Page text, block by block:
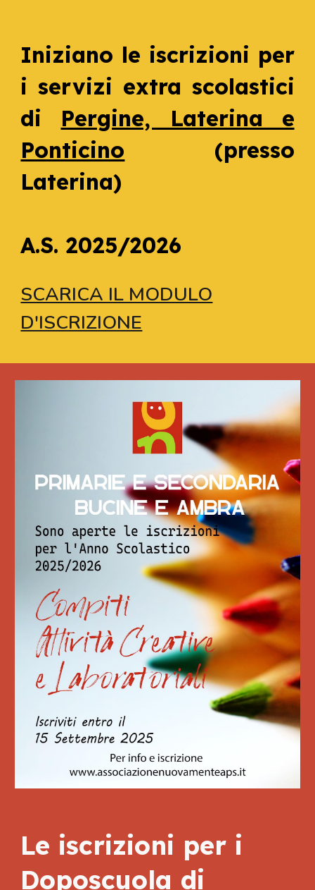
Iniziano le iscrizioni per
i servizi extra scolastici
di Pergine, Laterina e
Ponticino (presso
Laterina)
A.S. 2025/2026
SCARICA IL MODULO
D'ISCRIZIONE
Le iscrizioni per i
Doposcuola di